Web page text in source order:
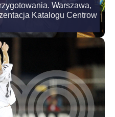
Warszawa,
Katalogu Centrow